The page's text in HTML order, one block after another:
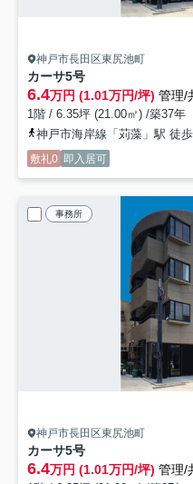
神戸市長田区東尻池町
カーサ5号
6.4万円 (1.01万円/坪) 管理/
1階 / 6.35坪 (21.00㎡) /築37年
神戸市海岸線「苅藻」駅 徒
敷礼0 即入居可
事務所
神戸市長田区東尻池町
カーサ5号
6.4万円 (1.01万円/坪) 管理/